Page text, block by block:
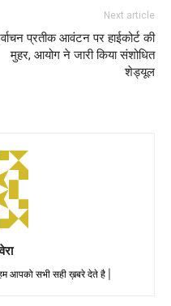
Next article
प्रतीक आवंटन पर हाईकोर्ट की
मुहर, आयोग ने जारी किया संशोधित
शेड्यूल
आपको सभी सही ख़बरे देते है |